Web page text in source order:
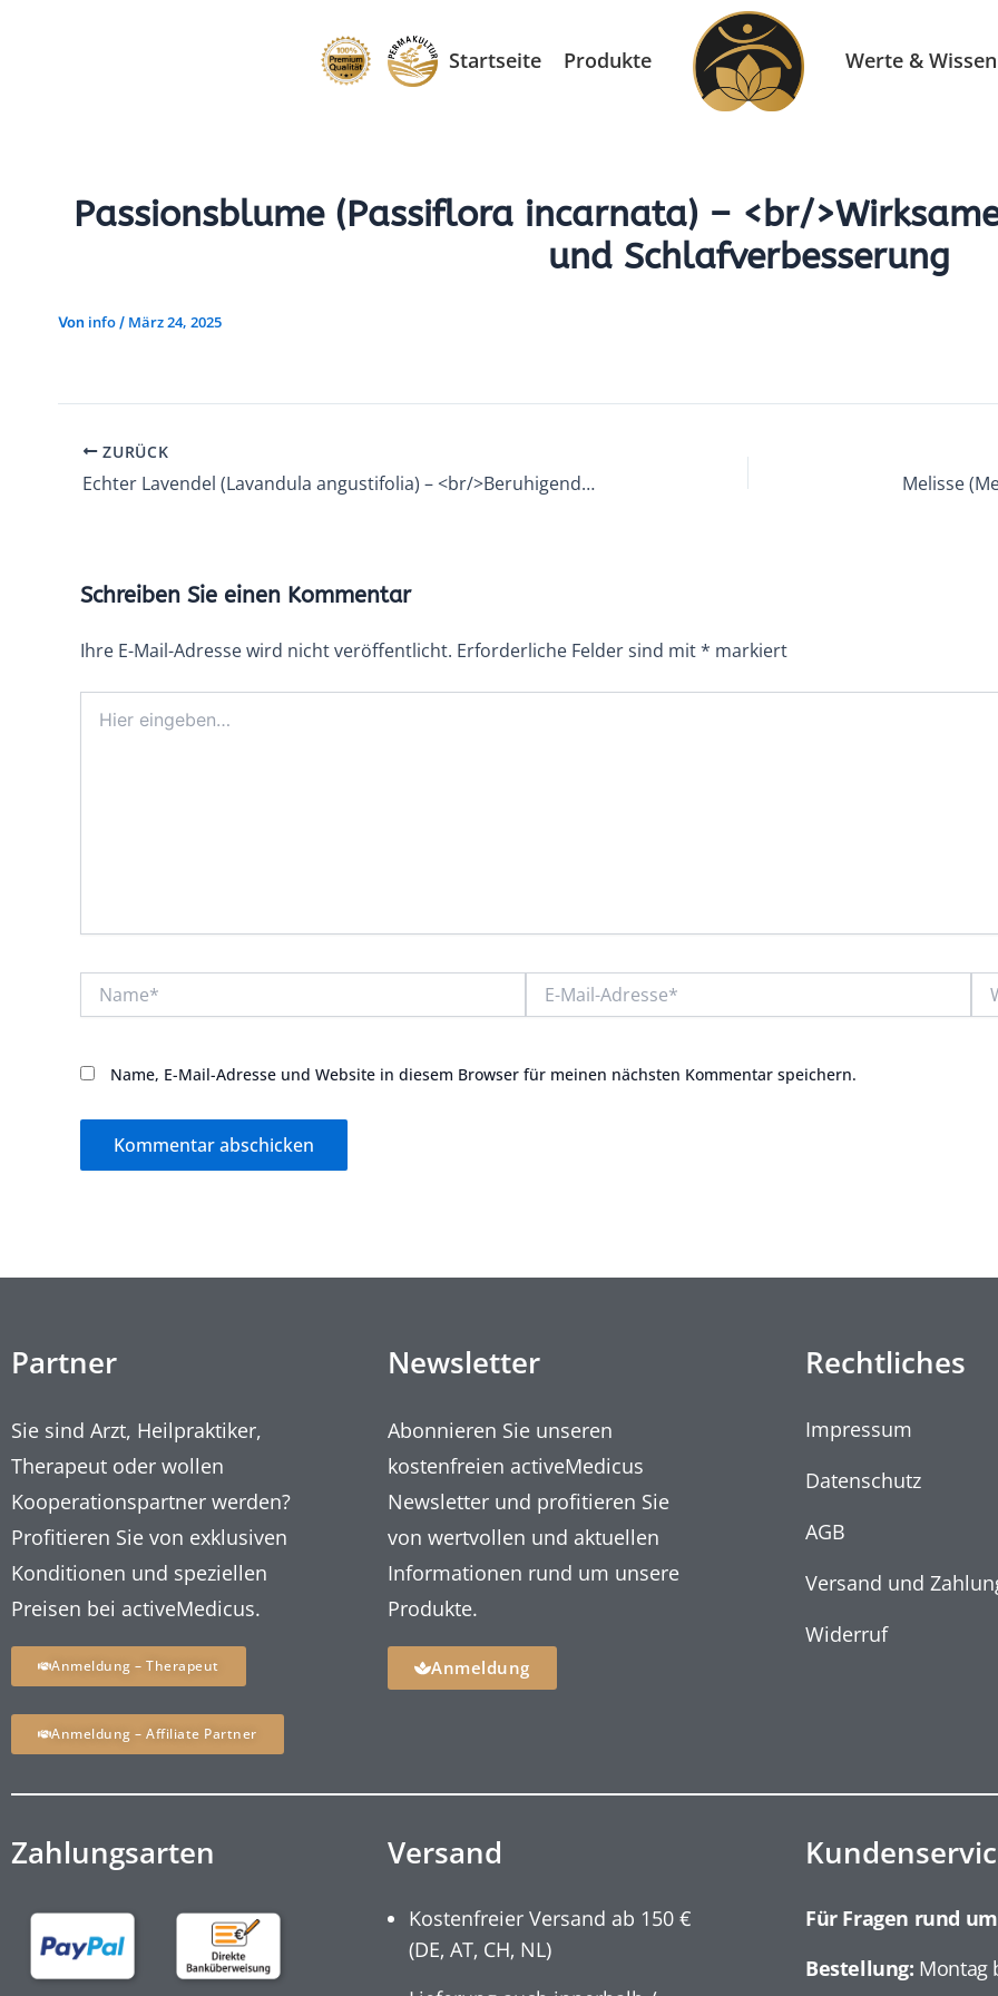
Startseite Produkte Werte & Wissen
Passionsblume (Passiflora incarnata) – <br/
und Schlafverbesserung
Von info / März 24, 2025
ZURÜCK
Echter Lavendel (Lavandula angustifolia) – <br/>Beruhigende Pflanzenkraft bei Angst, Stress <br/>und für erholsamen Schlaf
Schreiben Sie einen Kommentar
Ihre E-Mail-Adresse wird nicht veröffentlicht. Erforderliche Felder sind mit* markiert
eingeben…
Mail-
Name, E-Mail-Adresse und Website in diesem Browser für meinen nächsten Kommentar speichern.
Partner
Sie sind Arzt, Heilpraktiker,
Therapeut oder wollen
Kooperationspartner werden?
Profitieren Sie von exklusiven
Konditionen und speziellen
Preisen bei activeMedicus.
Anmeldung – Therapeut
Anmeldung – Affiliate Partner
Newsletter
Abonnieren Sie unseren
kostenfreien activeMedicus
Newsletter und profitieren Sie
von wertvollen und aktuellen
Informationen rund um unsere
Produkte.
Anmeldung
Rechtliches
Impressum
Datenschutz
AGB
Versand und
Widerruf
Zahlungsarten Versand
Kostenfreier Versand ab 150 €
(DE, AT, CH, NL)
Für Fragen rund
Bestellung: Montag